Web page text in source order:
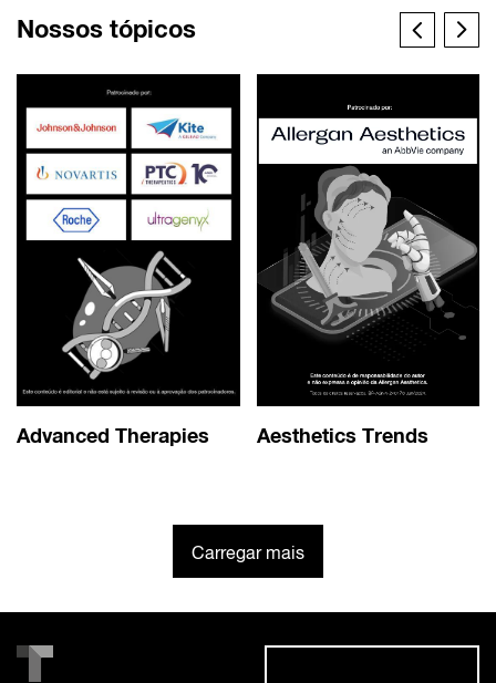
Nossos tópicos
Advanced Therapies Aesthetics Trends
Carregar mais